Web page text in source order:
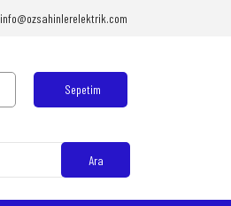
info@ozsahinlerelektrik.com
Sepetim
Ara